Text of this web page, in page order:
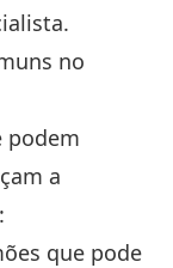
no
podem
a
que pode